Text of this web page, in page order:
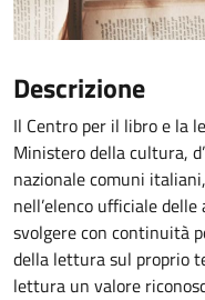
Descrizione
Il Centro per il libro e la
Ministero della cultura,
nazionale comuni
nell’elenco ufficiale
svolgere con continuità
della lettura sul proprio
lettura un valore